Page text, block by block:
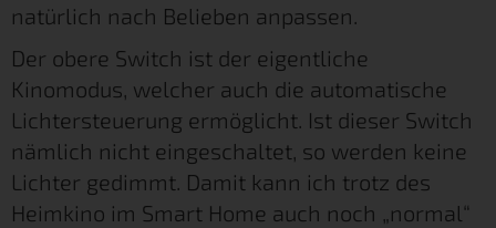
natürlich nach Belieben anpassen.
Der obere Switch ist der eigentliche
Kinomodus, welcher auch die automatische
Lichtersteuerung ermöglicht. Ist dieser Switch
nämlich nicht eingeschaltet, so werden keine
Lichter gedimmt. Damit kann ich trotz des
Heimkino im Smart Home auch noch „normal“